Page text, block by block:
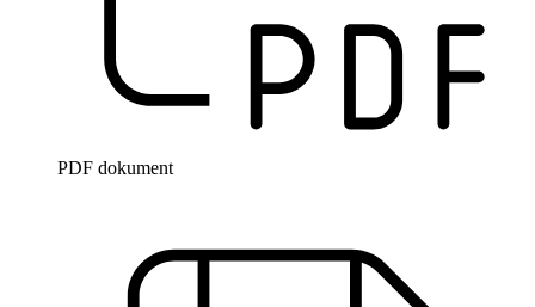
PDF dokument